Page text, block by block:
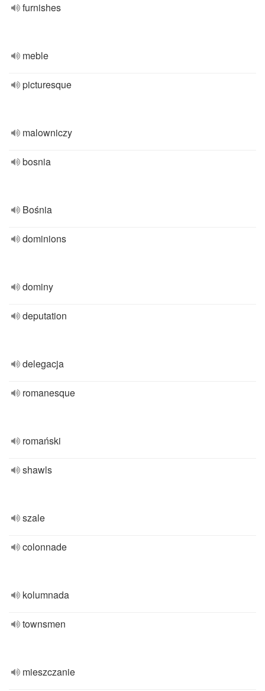
furnishes
meble
picturesque
malowniczy
bosnia
Bośnia
dominions
dominy
deputation
delegacja
romanesque
romański
shawls
szale
colonnade
kolumnada
townsmen
mieszczanie